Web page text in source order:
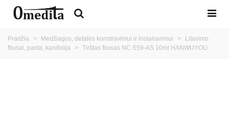
Pradžia > Medžiagos, detalės konstravimui ir instaliavimui >
Litavimo
fliusai, pasta, kanifolija
> Tirštas fliusas NC-559-AS 10ml HANWUYOU